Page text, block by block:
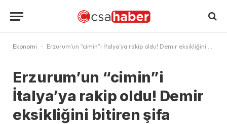
Ekonomi - Erzurum’un “cimin”i İtalya’ya rakip oldu! Demir eksikliğini bitiren şifa deposu
Erzurum’un “cimin”i
İtalya’ya rakip oldu! Demir
eksikliğini bitiren şifa